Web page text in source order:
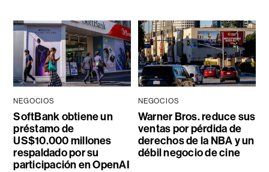
NEGOCIOS
SoftBank obtiene un
préstamo de
US$10.000 millones
respaldado por su
participación en OpenAI
NEGOCIOS
Warner Bros. reduce sus
ventas por pérdida de
derechos de la NBA y un
débil negocio de cine